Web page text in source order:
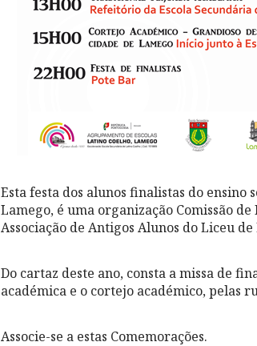
Esta festa dos alunos finalistas do
Lamego, é uma organização Comissão
Associação de Antigos Alunos do Liceu de
Do cartaz deste ano, consta a missa de
académica e o cortejo académico, pelas
Associe-se a estas Comemorações.